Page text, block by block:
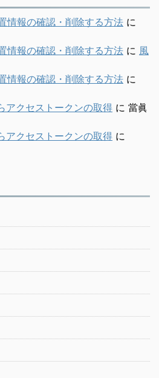
情報の確認・削除する方法 に
情報の確認・削除する方法 に 風
情報の確認・削除する方法 に
クセストークンの取得 に 當眞
クセストークンの取得 に